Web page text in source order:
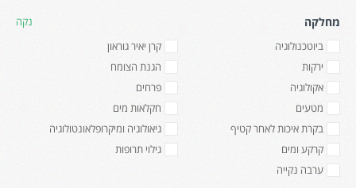
מחלקה
נקה
ביוטכנולוגיה
קרן יאיר גוראון
ירקות
הגנת הצומח
אקולוגיה
פרחים
מטעים
חקלאות מים
בקרת איכות לאחר קטיף
גיאולוגיה ומיקרופלאונטולוגיה
קרקע ומים
גילוי תרופות
ערבה נקייה